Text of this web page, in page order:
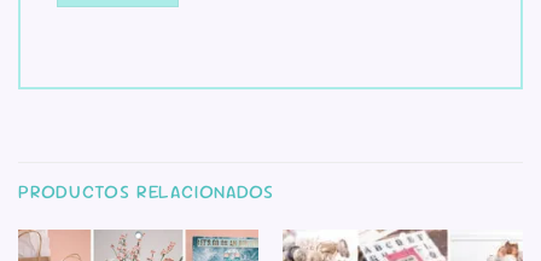
PRODUCTOS RELACIONADOS